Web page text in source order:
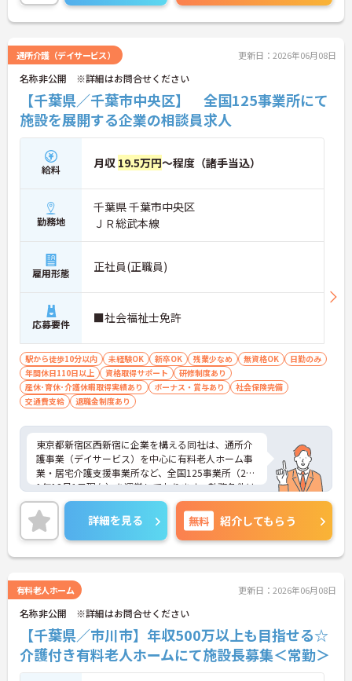
ご興味のある方には、面接対策ポイントなど、さら
に詳細をご案内しますのでお気軽にご相談くださ
通所介護（デイサービス） 更新日：2026年06月08日
名称非公開 ※詳細はお問合せください
【千葉県／千葉市中央区】 全国125事業所にて
施設を展開する企業の相談員求人
給料 月収 19.5万円～程度（諸手当込）
勤務地
千葉県 千葉市中央区
ＪＲ総武本線
雇用形態 正社員(正職員)
応募要件 ■社会福祉士免許
駅から徒歩10分以内 未経験OK 新卒OK 残業少なめ 無資格OK
日勤のみ
年間休日110日以上
資格取得サポート
研修制度あり
産休･育休･介護休暇取得実績あり
ボーナス・賞与あり
社会保険完備
交通費支給
退職金制度あり
東京都新宿区西新宿に企業を構える同社は、通所介
護事業（デイサービス）を中心に有料老人ホーム事
業・居宅介護支援事業所など、全国125事業所（201
1年12月1日現在）を運営しております。勤務条件は
日勤のみで残業はありませんので、仕事とプライベ
ートが両立できる環境があります。また、ブランク
のある方でも、研修制度が充実しておりますので、
安心してお仕事をスタートして頂けます。
ご興味ある方には、面接対策ポイントなど、さらに
い。
詳細を見る 無料 紹介してもらう
有料老人ホーム 更新日：2026年06月08日
名称非公開 ※詳細はお問合せください
【千葉県／市川市】年収500万以上も目指せる☆
介護付き有料老人ホームにて施設長募集＜常勤＞